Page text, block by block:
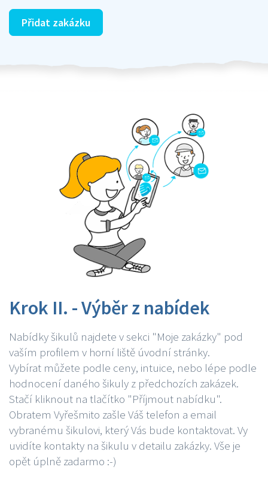
Přidat zakázku
Krok II. - Výběr z nabídek
Nabídky šikulů najdete v sekci "Moje zakázky" pod
vaším profilem v horní liště úvodní stránky.
Vybírat můžete podle ceny, intuice, nebo lépe podle
hodnocení daného šikuly z předchozích zakázek.
Stačí kliknout na tlačítko "Příjmout nabídku".
Obratem Vyřešmito zašle Váš telefon a email
vybranému šikulovi, který Vás bude kontaktovat. Vy
uvidíte kontakty na šikulu v detailu zakázky. Vše je
opět úplně zadarmo :-)